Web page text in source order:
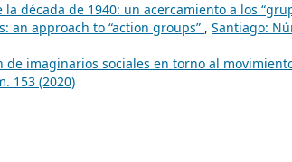
década de 1940: un acercamiento a los
an approach to “action groups” , Santiago:
de imaginarios sociales en torno al
153 (2020)